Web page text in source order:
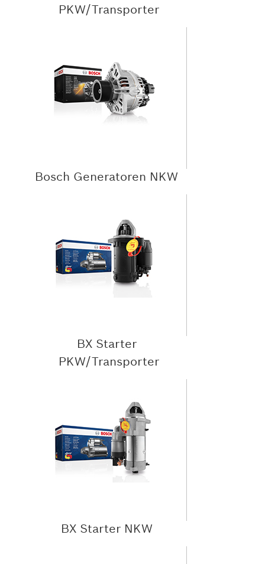
PKW/Transporter
Bosch Generatoren NKW
BX Starter
PKW/Transporter
BX Starter NKW